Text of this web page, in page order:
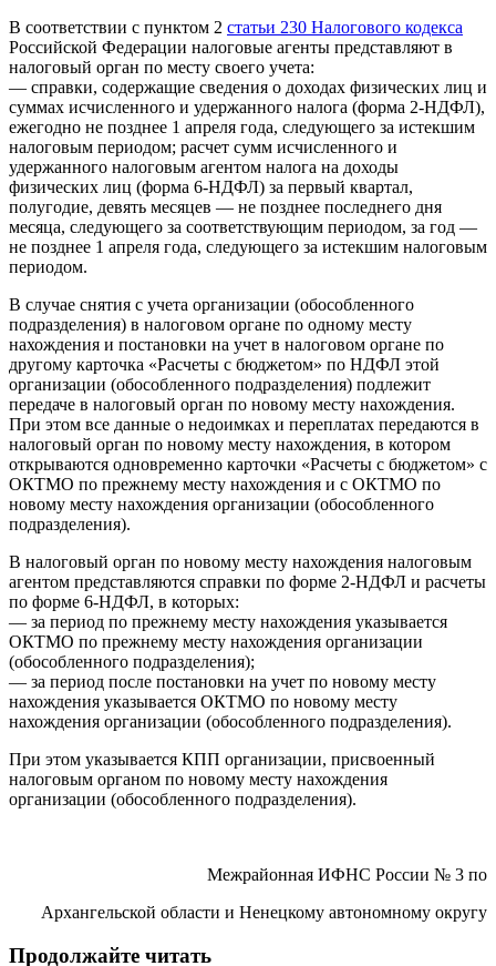
В соответствии с пунктом 2 статьи 230 Налогового кодекса
Российской Федерации налоговые агенты представляют в
налоговый орган по месту своего учета:
— справки, содержащие сведения о доходах физических лиц и
суммах исчисленного и удержанного налога (форма 2-НДФЛ),
ежегодно не позднее 1 апреля года, следующего за истекшим
налоговым периодом; расчет сумм исчисленного и
удержанного налоговым агентом налога на доходы
физических лиц (форма 6-НДФЛ) за первый квартал,
полугодие, девять месяцев — не позднее последнего дня
месяца, следующего за соответствующим периодом, за год —
не позднее 1 апреля года, следующего за истекшим налоговым
периодом.
В случае снятия с учета организации (обособленного
подразделения) в налоговом органе по одному месту
нахождения и постановки на учет в налоговом органе по
другому карточка «Расчеты с бюджетом» по НДФЛ этой
организации (обособленного подразделения) подлежит
передаче в налоговый орган по новому месту нахождения.
При этом все данные о недоимках и переплатах передаются в
налоговый орган по новому месту нахождения, в котором
открываются одновременно карточки «Расчеты с бюджетом» с
ОКТМО по прежнему месту нахождения и с ОКТМО по
новому месту нахождения организации (обособленного
подразделения).
В налоговый орган по новому месту нахождения налоговым
агентом представляются справки по форме 2-НДФЛ и расчеты
по форме 6-НДФЛ, в которых:
— за период по прежнему месту нахождения указывается
ОКТМО по прежнему месту нахождения организации
(обособленного подразделения);
— за период после постановки на учет по новому месту
нахождения указывается ОКТМО по новому месту
нахождения организации (обособленного подразделения).
При этом указывается КПП организации, присвоенный
налоговым органом по новому месту нахождения
организации (обособленного подразделения).
Межрайонная ИФНС России № 3 по
Архангельской области и Ненецкому автономному округу
Продолжайте читать